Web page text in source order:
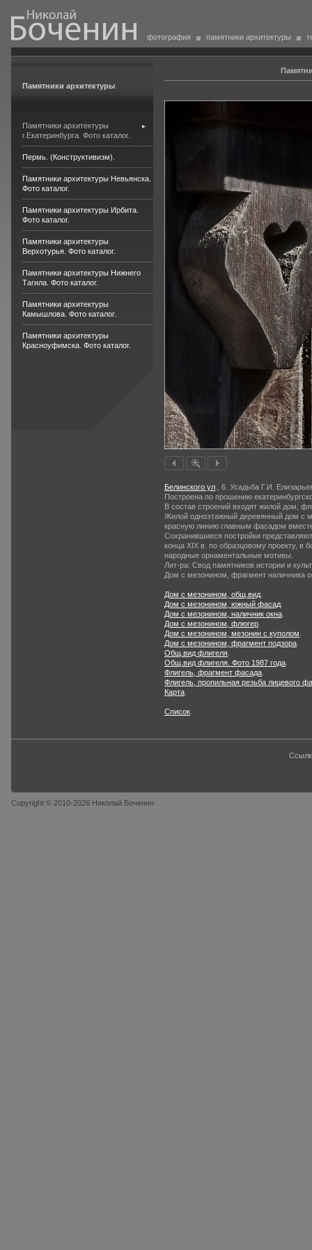
фотография памятники архитектуры
Памятники архитектуры
Памятники архитектуры
г.Екатеринбурга. Фото каталог.
Пермь. (Конструктивизм).
Памятники архитектуры Невьянска.
Фото каталог.
Памятники архитектуры Ирбита.
Фото каталог.
Памятники архитектуры
Верхотурья. Фото каталог.
Памятники архитектуры Нижнего
Тагила. Фото каталог.
Памятники архитектуры
Камышлова. Фото каталог.
Памятники архитектуры
Красноуфимска. Фото каталог.
Белинского ул ., 6. Усадьба Г.И.
Построена по прошению
В состав строений входят жилой дом,
Жилой одноэтажный деревянный дом с
красную линию главным фасадом
Сохранившиеся постройки
конца XIX в. по образцовому проекту, в
народные орнаментальные мотивы.
Лит-ра: Свод памятников истории и
Дом с мезонином, фрагмент наличника
Дом с мезонином, общ.вид
Дом с мезонином, южный фасад
Дом с мезонином, наличник окна
Дом с мезонином, флюгер
Дом с мезонином, мезонин с куполом
Дом с мезонином, фрагмент подзора
Общ.вид флигеля
Общ.вид флигеля. Фото 1987 года
Флигель, фрагмент фасада
Флигель, пропильная резьба лицевого
Карта
Список
Copyright © 2010-2026 Николай Боченин